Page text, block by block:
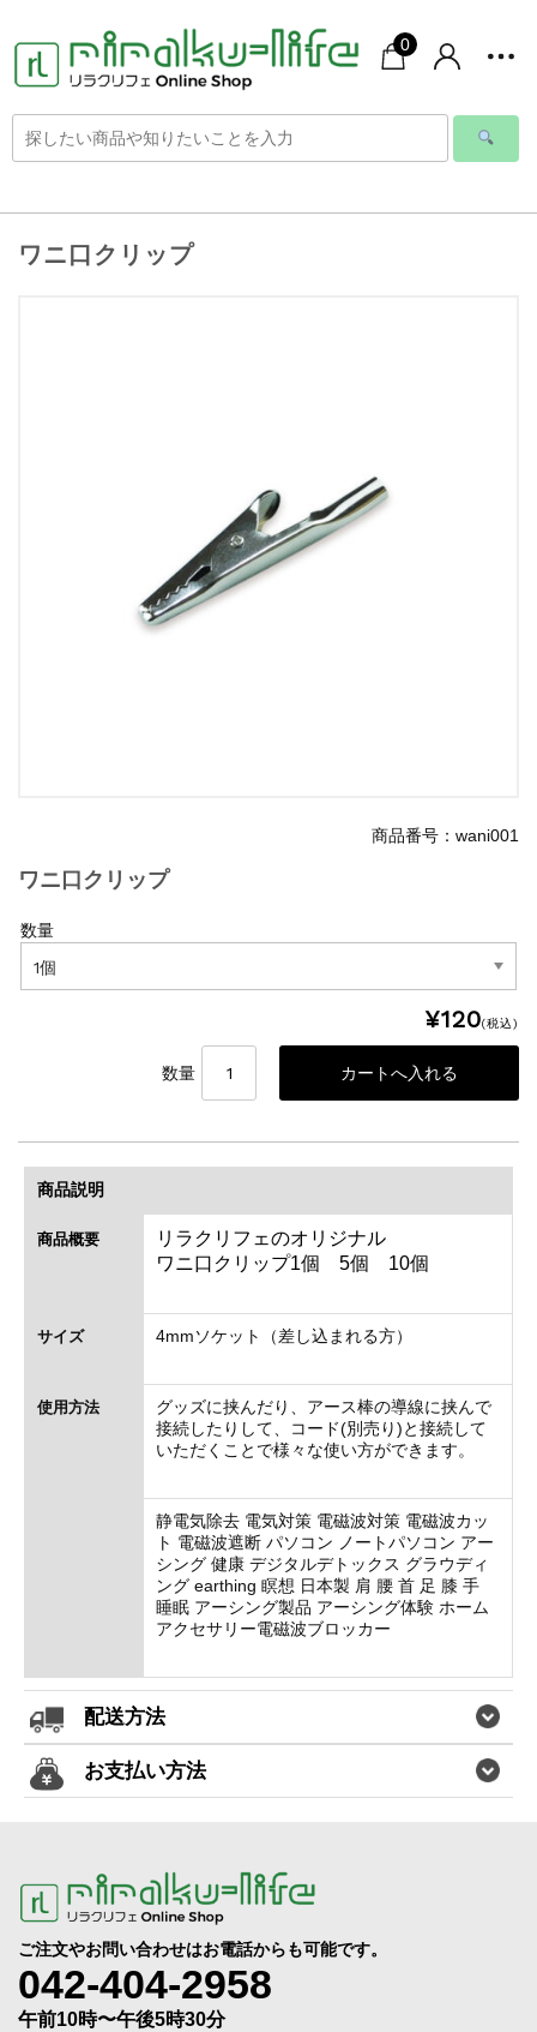
0
ワニ口クリップ
商品番号：wani001
ワニ口クリップ
数量
¥120(税込)
数量
商品説明
商品概要
リラクリフェのオリジナル
ワニ口クリップ1個 5個 10個
サイズ 4mmソケット（差し込まれる方）
使用方法
グッズに挟んだり、アース棒の導線に挟んで
接続したりして、コード(別売り)と接続して
いただくことで様々な使い方ができます。
静電気除去 電気対策 電磁波対策 電磁波カッ
ト 電磁波遮断 パソコン ノートパソコン アー
シング 健康 デジタルデトックス グラウディ
ング earthing 瞑想 日本製 肩 腰 首 足 膝 手
睡眠 アーシング製品 アーシング体験 ホーム
アクセサリー電磁波ブロッカー
配送方法
お支払い方法
ご注文やお問い合わせはお電話からも可能です。
042-404-2958
午前10時〜午後5時30分